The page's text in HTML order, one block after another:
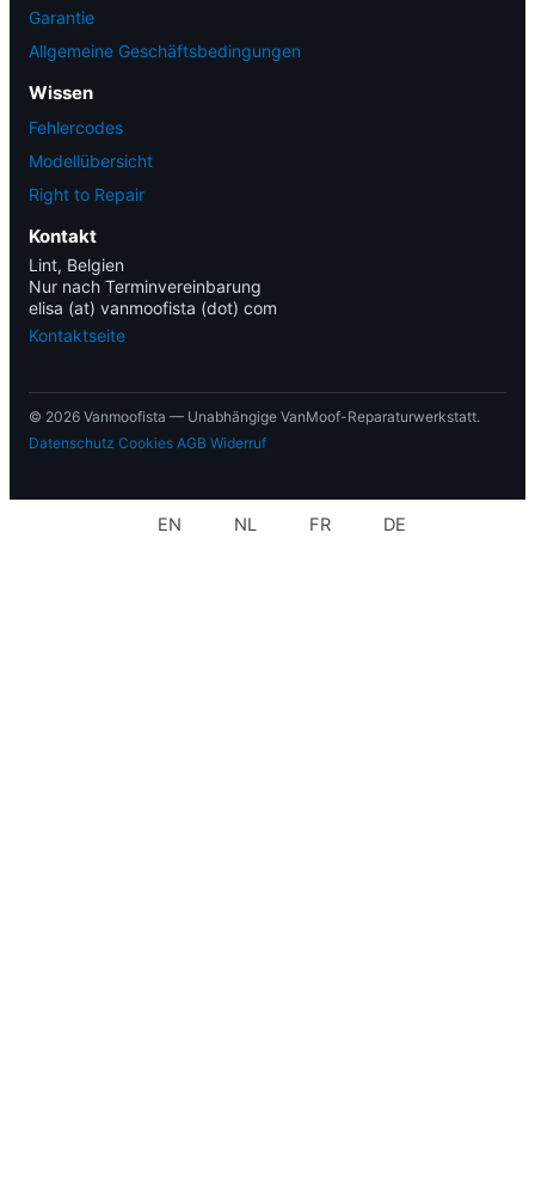
Garantie
Allgemeine Geschäftsbedingungen
Wissen
Fehlercodes
Modellübersicht
Right to Repair
Kontakt
Lint, Belgien
Nur nach Terminvereinbarung
elisa (at) vanmoofista (dot) com
Kontaktseite
© 2026 Vanmoofista — Unabhängige VanMoof-Reparaturwerkstatt.
Datenschutz Cookies AGB Widerruf
EN NL FR DE